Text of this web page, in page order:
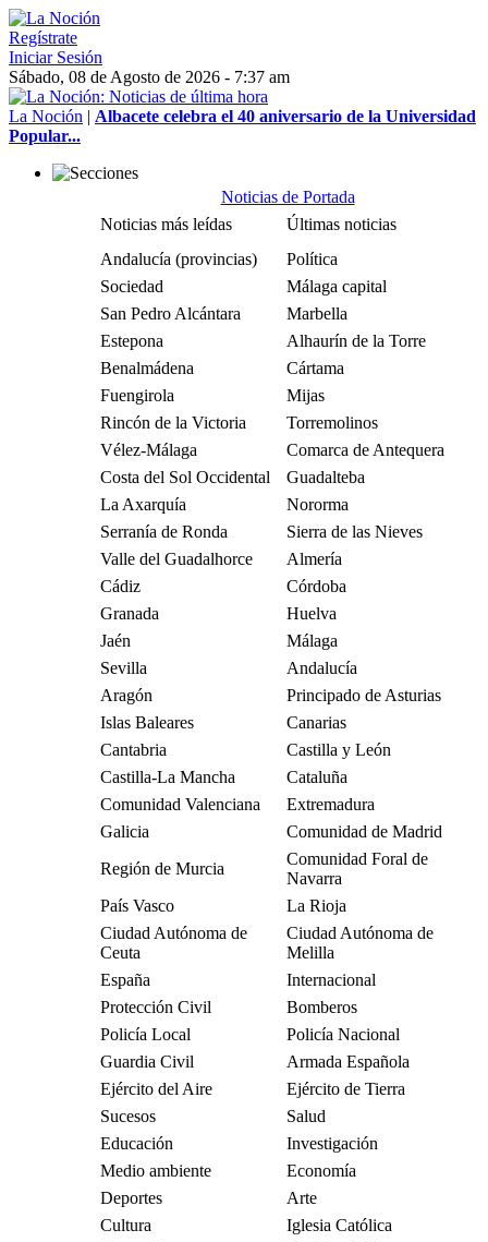
Regístrate
Iniciar Sesión
Sábado, 08 de Agosto de 2026 - 7:37 am
La Noción | Albacete celebra el 40 aniversario de la Universidad
Popular...
Noticias de Portada
Noticias más leídas
Últimas noticias
Andalucía (provincias)
Política
Sociedad
Málaga capital
San Pedro Alcántara
Marbella
Estepona
Alhaurín de la Torre
Benalmádena
Cártama
Fuengirola
Mijas
Rincón de la Victoria
Torremolinos
Vélez-Málaga
Comarca de Antequera
Costa del Sol Occidental
Guadalteba
La Axarquía
Nororma
Serranía de Ronda
Sierra de las Nieves
Valle del Guadalhorce
Almería
Cádiz
Córdoba
Granada
Huelva
Jaén
Málaga
Sevilla
Andalucía
Aragón
Principado de Asturias
Islas Baleares
Canarias
Cantabria
Castilla y León
Castilla-La Mancha
Cataluña
Comunidad Valenciana
Extremadura
Galicia
Comunidad de Madrid
Región de Murcia
Comunidad Foral de
Navarra
País Vasco
La Rioja
Ciudad Autónoma de
Ceuta
Ciudad Autónoma de
Melilla
España
Internacional
Protección Civil
Bomberos
Policía Local
Policía Nacional
Guardia Civil
Armada Española
Ejército del Aire
Ejército de Tierra
Sucesos
Salud
Educación
Investigación
Medio ambiente
Economía
Deportes
Arte
Cultura
Iglesia Católica